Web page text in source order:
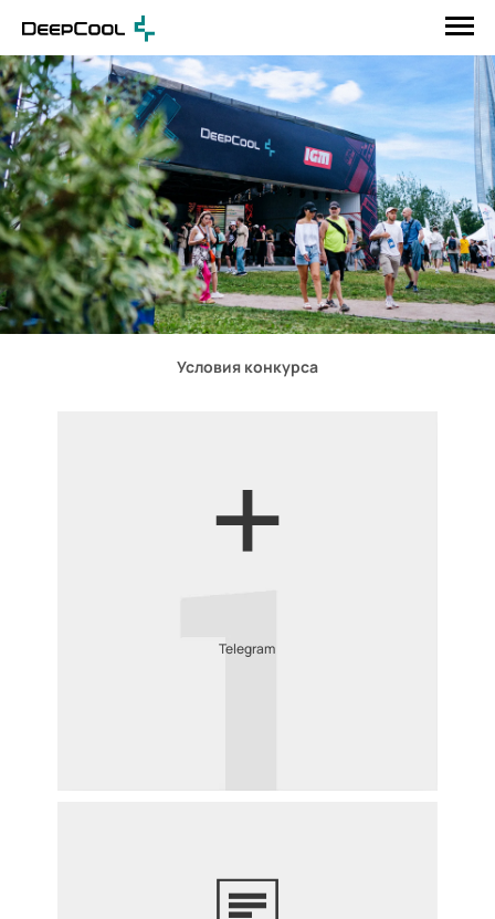
Условия конкурса
Telegram